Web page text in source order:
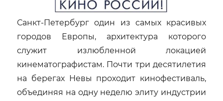
Санкт-Петербург один из самых красивых
городов Европы, архитектура которого
служит излюбленной локацией
кинематографистам. Почти три десятилетия
на берегах Невы проходит кинофестиваль,
объединяя на одну неделю элиту индустрии